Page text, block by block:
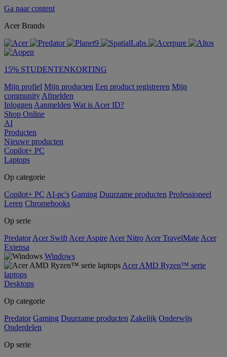
Ga naar content
Acer Brands
15% STUDENTENKORTING
Mijn profiel Mijn producten Een product registreren Mijn
community Afmelden
Inloggen Aanmelden Wat is Acer ID?
Shop Online
AI
Producten
Nieuwe producten
Copilot+ PC
Laptops
Op categorie
Copilot+ PC AI-pc's Gaming Duurzame producten Professioneel
Leren Chromebooks
Op serie
Predator Acer Swift Acer Aspire Acer Nitro Acer TravelMate Acer
Extensa
Windows
Acer AMD Ryzen™ serie
laptops
Desktops
Op categorie
Predator Gaming Duurzame producten Zakelijk Onderwijs
Onderdelen
Op serie